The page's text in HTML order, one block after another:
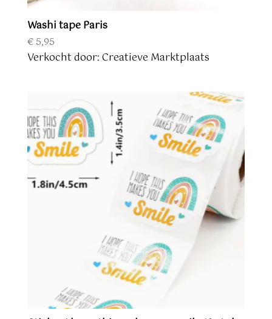
Washi tape Paris
€5,95
Verkocht door: Creatieve Marktplaats